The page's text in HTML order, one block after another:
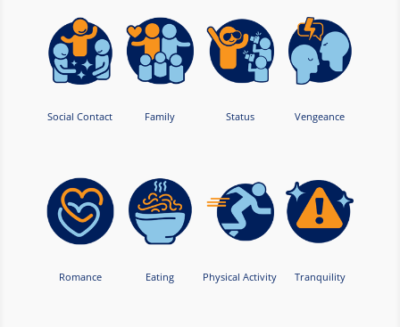
Social Contact Family Status Vengeance
Romance Eating Physical Activity Tranquility